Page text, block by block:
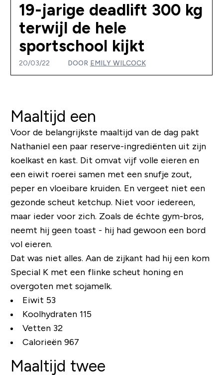
19-jarige deadlift 300 kg
terwijl de hele
sportschool kijkt
20/03/22 DOOR EMILY WILCOCK
Maaltijd een
Voor de belangrijkste maaltijd van de dag pakt
Nathaniel een paar reserve-ingrediënten uit zijn
koelkast en kast. Dit omvat vijf volle eieren en
een eiwit roerei samen met een snufje zout,
peper en vloeibare kruiden. En vergeet niet een
gezonde scheut ketchup. Niet voor iedereen,
maar ieder voor zich. Zoals de échte gym-bros,
neemt hij geen toast - hij had gewoon een bord
vol eieren.
Dat was niet alles. Aan de zijkant had hij een kom
Special K met een flinke scheut honing en
overgoten met sojamelk.
Eiwit 53
Koolhydraten 115
Vetten 32
Calorieën 967
Maaltijd twee